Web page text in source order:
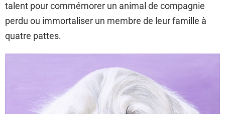
talent pour commémorer un animal de compagnie
perdu ou immortaliser un membre de leur famille à
quatre pattes.